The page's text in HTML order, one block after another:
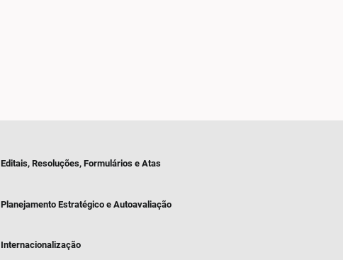
Editais, Resoluções, Formulários e Atas
Planejamento Estratégico e Autoavaliação
Internacionalização